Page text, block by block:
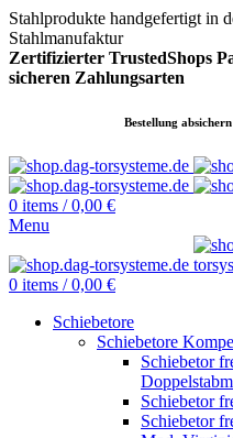
Stahlprodukte handgefertigt in
Stahlmanufaktur
Zertifizierter TrustedShops
sicheren Zahlungsarten
Bestellung
0 items / 0,00 €
Menu
0 items / 0,00 €
Schiebetore
Schiebetore
Schiebetor
Schiebetor
Schiebetor